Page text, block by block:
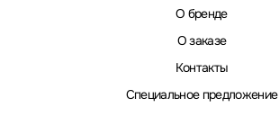
О бренде
О заказе
Контакты
Специальное предложение